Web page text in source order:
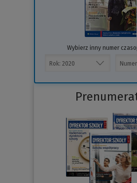
Wybierz inny numer